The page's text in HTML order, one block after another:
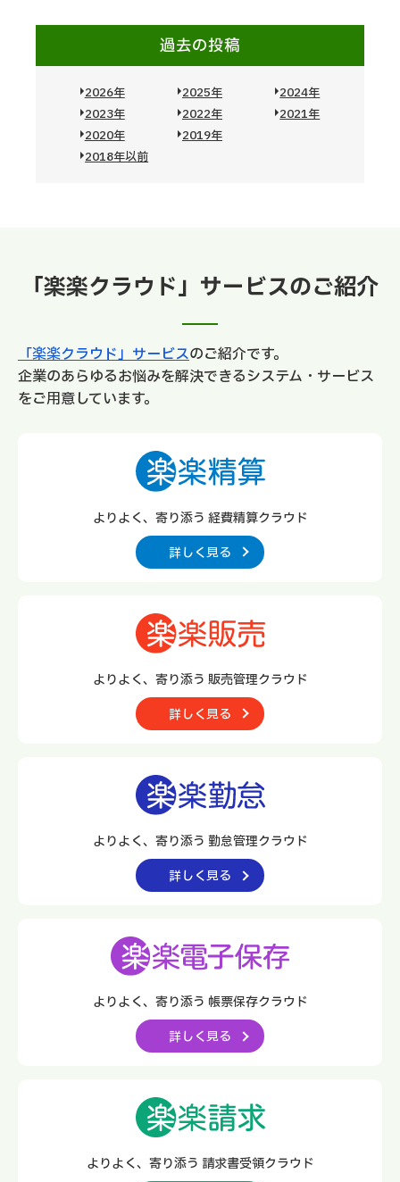
過去の投稿
2026年 2025年
2024年
2023年
2022年
2021年
2020年
2019年
2018年以前
「楽楽クラウド」サービスのご紹介
「楽楽クラウド」サービスのご紹介です。
企業のあらゆるお悩みを解決できるシステム・サービス
をご用意しています。
よりよく、寄り添う 経費精算クラウド
詳しく見る
よりよく、寄り添う 販売管理クラウド
詳しく見る
よりよく、寄り添う 勤怠管理クラウド
詳しく見る
よりよく、寄り添う 帳票保存クラウド
詳しく見る
よりよく、寄り添う 請求書受領クラウド